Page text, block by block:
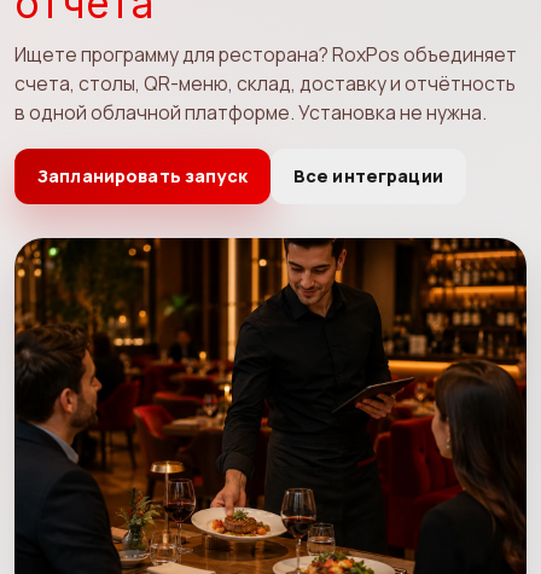
Ищете программу для ресторана? RoxPos объединяет
счета, столы, QR-меню, склад, доставку и отчётность
в одной облачной платформе. Установка не нужна.
Запланировать запуск Все интеграции